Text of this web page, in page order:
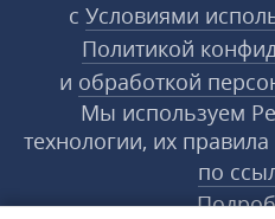
с Условиями
Политикой
и обработкой
Мы используем
технологии, их
по